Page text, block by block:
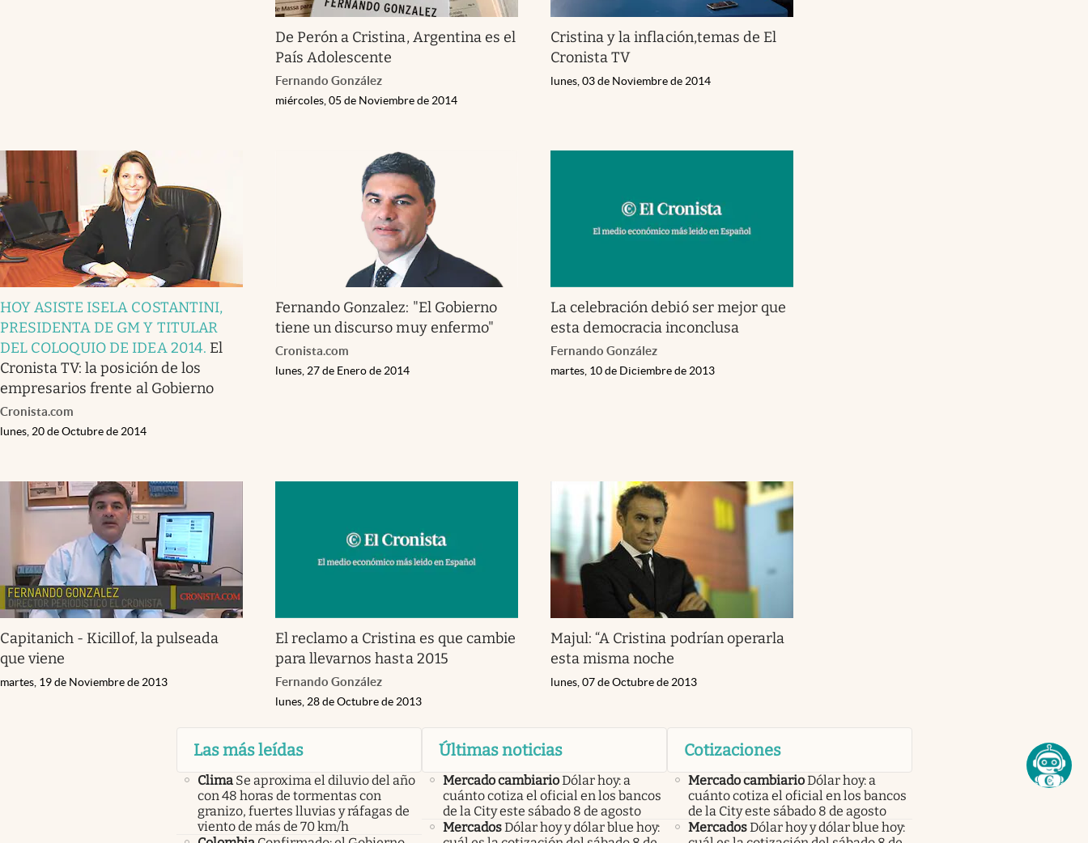
De Perón a Cristina, Argentina es el
País Adolescente
Fernando González
miércoles, 05 de Noviembre de 2014
Cristina y la inflación,temas de El
Cronista TV
lunes, 03 de Noviembre de 2014
HOY ASISTE ISELA COSTANTINI,
PRESIDENTA DE GM Y TITULAR
DEL COLOQUIO DE IDEA 2014. El
Cronista TV: la posición de los
empresarios frente al Gobierno
Cronista.com
lunes, 20 de Octubre de 2014
Fernando Gonzalez: "El Gobierno
tiene un discurso muy enfermo"
Cronista.com
lunes, 27 de Enero de 2014
La celebración debió ser mejor que
esta democracia inconclusa
Fernando González
martes, 10 de Diciembre de 2013
Capitanich - Kicillof, la pulseada
que viene
martes, 19 de Noviembre de 2013
El reclamo a Cristina es que cambie
para llevarnos hasta 2015
Fernando González
lunes, 28 de Octubre de 2013
Majul: “A Cristina podrían operarla
esta misma noche
lunes, 07 de Octubre de 2013
Las más leídas
Clima Se aproxima el diluvio del año
con 48 horas de tormentas con
granizo, fuertes lluvias y ráfagas de
viento de más de 70 km/h
Últimas noticias
Mercado cambiarioDólar hoy: a
cuánto cotiza el oficial en los bancos
de la City este sábado 8 de agosto
MercadosDólar hoy y dólar blue hoy:
Cotizaciones
Mercado cambiarioDólar hoy: a
cuánto cotiza el oficial en los bancos
de la City este sábado 8 de agosto
MercadosDólar hoy y dólar blue hoy: